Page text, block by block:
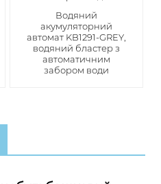
Водяний
акумуляторний
автомат KB1291-GREY,
водяний бластер з
автоматичним
забором води